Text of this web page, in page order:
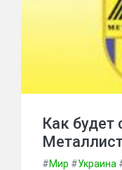
Как будет
#Мир #Украина